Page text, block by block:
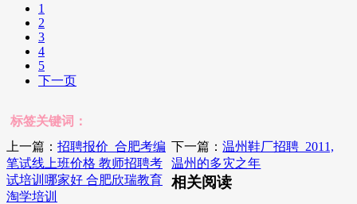
1
2
3
4
5
下一页
标签关键词：
上一篇： 招聘报价_合肥考编
笔试线上班价格 教师招聘考
试培训哪家好 合肥欣瑞教育
淘学培训
下一篇：温州鞋厂招聘_2011,
温州的多灾之年
相关阅读